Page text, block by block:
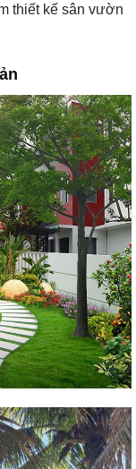
thiết kế sân vườn